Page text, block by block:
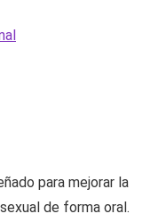
para mejorar la
de forma oral.